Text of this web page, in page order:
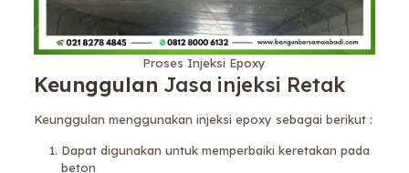
Proses Injeksi Epoxy
Keunggulan Jasa injeksi Retak
Keunggulan menggunakan injeksi epoxy sebagai berikut :
Dapat digunakan untuk memperbaiki keretakan pada
beton